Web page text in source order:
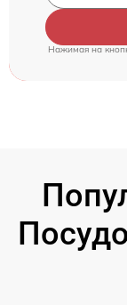
Нажимая на